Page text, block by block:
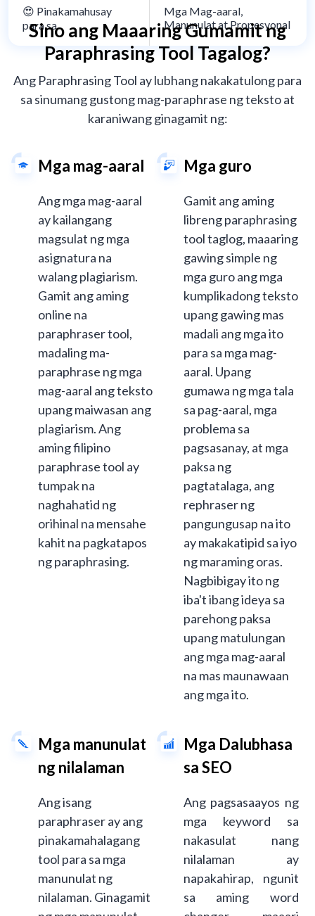
😍 Pinakamahusay
para sa
Mga Mag-aaral,
Manunulat at Propesyonal
Sino ang Maaaring Gumamit ng
Paraphrasing Tool Tagalog?
Ang Paraphrasing Tool ay lubhang nakakatulong para
sa sinumang gustong mag-paraphrase ng teksto at
karaniwang ginagamit ng:
Mga mag-aaral
Ang mga mag-aaral
ay kailangang
magsulat ng mga
asignatura na
walang plagiarism.
Gamit ang aming
online na
paraphraser tool,
madaling ma-
paraphrase ng mga
mag-aaral ang teksto
upang maiwasan ang
plagiarism. Ang
aming filipino
paraphrase tool ay
tumpak na
naghahatid ng
orihinal na mensahe
kahit na pagkatapos
ng paraphrasing.
Mga guro
Gamit ang aming
libreng paraphrasing
tool taglog, maaaring
gawing simple ng
mga guro ang mga
kumplikadong teksto
upang gawing mas
madali ang mga ito
para sa mga mag-
aaral. Upang
gumawa ng mga tala
sa pag-aaral, mga
problema sa
pagsasanay, at mga
paksa ng
pagtatalaga, ang
rephraser ng
pangungusap na ito
ay makakatipid sa iyo
ng maraming oras.
Nagbibigay ito ng
iba't ibang ideya sa
parehong paksa
upang matulungan
ang mga mag-aaral
na mas maunawaan
ang mga ito.
Mga manunulat
ng nilalaman
Ang isang
paraphraser ay ang
pinakamahalagang
tool para sa mga
manunulat ng
nilalaman. Ginagamit
Mga Dalubhasa
sa SEO
Ang pagsasaayos ng
mga keyword sa
nakasulat nang
nilalaman ay
napakahirap, ngunit
sa aming word